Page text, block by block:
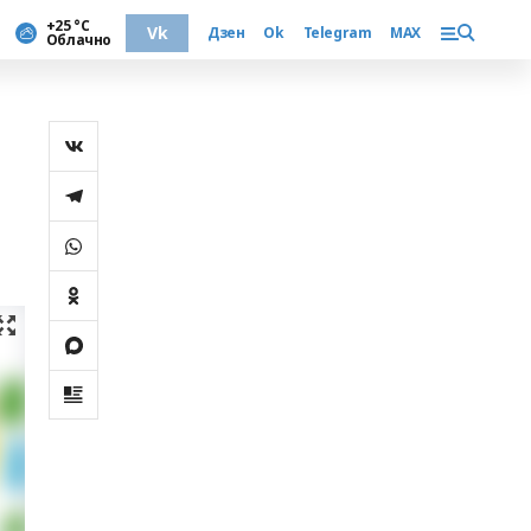
+25 °С
Облачно Vk Дзен Ok Telegram MAX